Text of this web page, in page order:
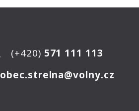
(+420) 571 111 113
obec.strelna@volny.cz